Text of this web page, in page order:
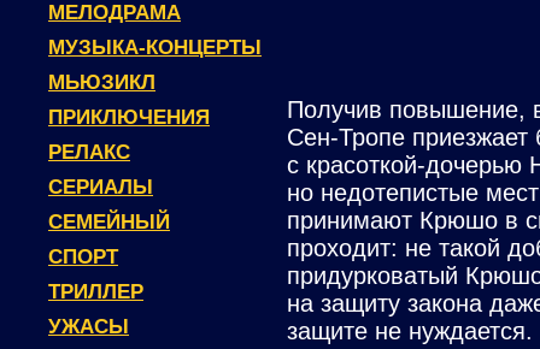
МЕЛОДРАМА
МУЗЫКА-КОНЦЕРТЫ
МЬЮЗИКЛ
ПРИКЛЮЧЕНИЯ
РЕЛАКС
СЕРИАЛЫ
СЕМЕЙНЫЙ
СПОРТ
ТРИЛЛЕР
УЖАСЫ
Получив повышение,
Сен-Тропе
с красоткой-дочерью
но недотепистые
принимают Крюшо в
проходит: не такой
придурковатый
на защиту закона
защите не нуждается.